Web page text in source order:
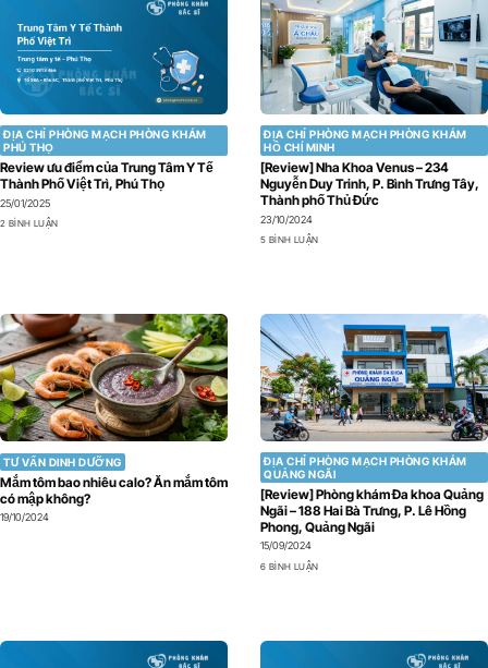
ĐỊA CHỈ PHÒNG MẠCH PHÒNG KHÁM
PHÚ THỌ
Review ưu điểm của Trung Tâm Y Tế
Thành Phố Việt Trì, Phú Thọ
25/01/2025
2 BÌNH LUẬN
ĐỊA CHỈ PHÒNG MẠCH PHÒNG KHÁM
HỒ CHÍ MINH
[Review] Nha Khoa Venus – 234
Nguyễn Duy Trinh, P. Bình Trưng Tây,
Thành phố Thủ Đức
23/10/2024
5 BÌNH LUẬN
TƯ VẤN DINH DƯỠNG
Mắm tôm bao nhiêu calo? Ăn mắm tôm
có mập không?
19/10/2024
ĐỊA CHỈ PHÒNG MẠCH PHÒNG KHÁM
QUẢNG NGÃI
[Review] Phòng khám Đa khoa Quảng
Ngãi – 188 Hai Bà Trưng, P. Lê Hồng
Phong, Quảng Ngãi
15/09/2024
6 BÌNH LUẬN